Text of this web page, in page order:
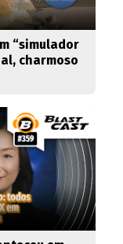
“simulador
charmoso